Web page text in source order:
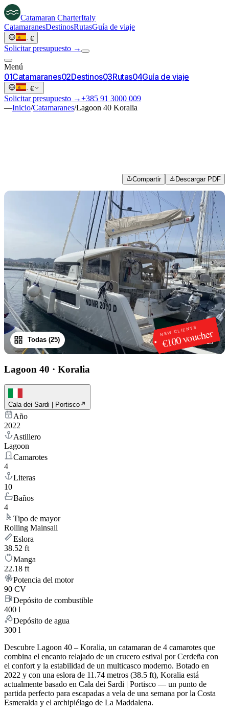
Catamaran CharterItaly
CatamaranesDestinosRutasGuía de viaje
· €
Solicitar presupuesto →
Menú
01Catamaranes02Destinos03Rutas04Guía de viaje
· €
Solicitar presupuesto →+385 91 3000 009
—Inicio/Catamaranes/Lagoon 40 Koralia
Compartir Descargar PDF
NEW CLIENTS
€100 voucher
1/25
Todas (25)
Lagoon 40 · Koralia
Cala dei Sardi | Portisco
Año
2022
Astillero
Lagoon
Camarotes
4
Literas
10
Baños
4
Tipo de mayor
Rolling Mainsail
Eslora
38.52 ft
Manga
22.18 ft
Potencia del motor
90 CV
Depósito de combustible
400 l
Depósito de agua
300 l
Descubre Lagoon 40 – Koralia, un catamaran de 4 camarotes que
combina el encanto relajado de un crucero estival por Cerdeña con
el confort y la estabilidad de un multicasco moderno. Botado en
2022 y con una eslora de 11.74 metros (38.5 ft), Koralia está
actualmente basado en Cala dei Sardi | Portisco — un punto de
partida perfecto para escapadas a vela de una semana por la Costa
Esmeralda y el archipiélago de La Maddalena.